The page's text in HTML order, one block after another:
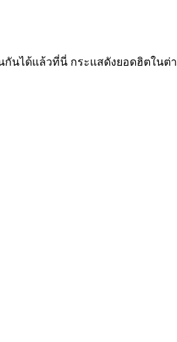
กันได้แล้วที่นี่ กระแสดังยอดฮิตใน